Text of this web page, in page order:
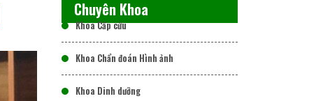
Chuyên Khoa
Khoa Cấp cứu
Khoa Chẩn đoán Hình ảnh
Khoa Dinh dưỡng